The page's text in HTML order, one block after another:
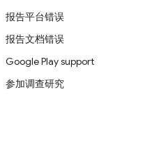
报告平台错误
报告文档错误
Google Play support
参加调查研究